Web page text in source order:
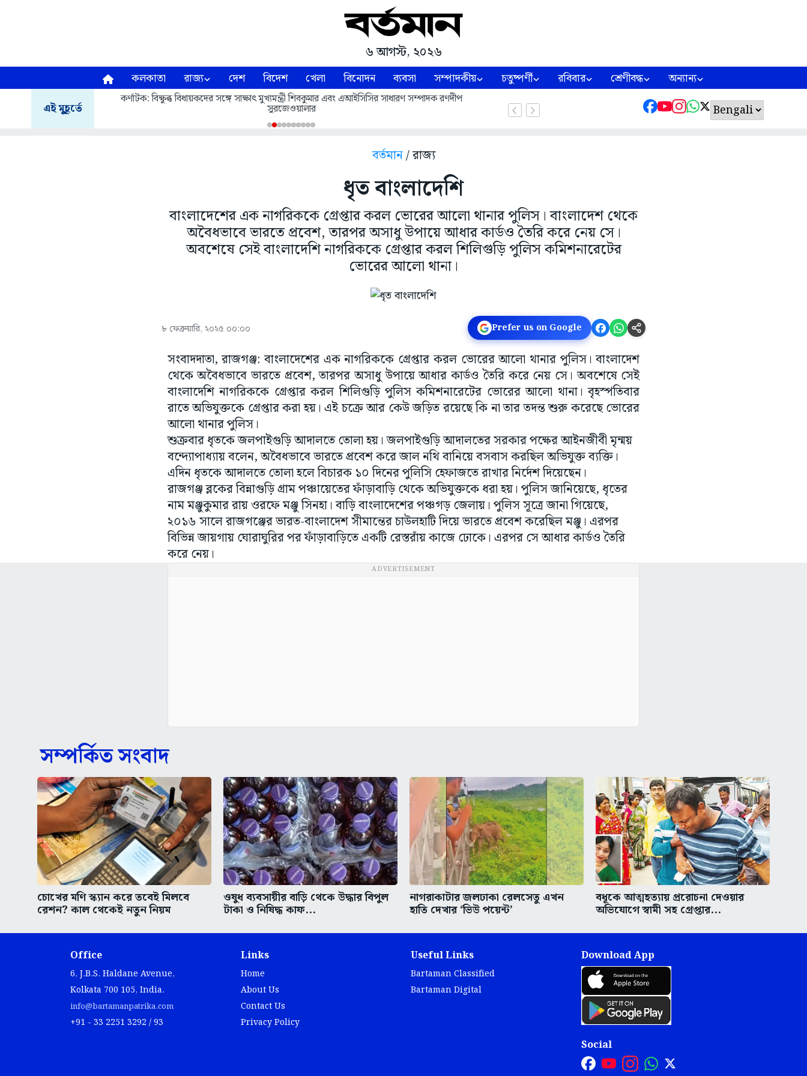
৬ আগস্ট, ২০২৬
কলকাতা রাজ্য দেশ বিদেশ খেলা বিনোদন ব্যবসা সম্পাদকীয় চতুষ্পর্ণী রবিবার শ্রেণীবদ্ধ অন্যান্য
এই মুহূর্তে
কর্ণাটক: বিক্ষুব্ধ বিধায়কদের সঙ্গে সাক্ষাৎ মুখ্যমন্ত্রী শিবকুমার এবং এআইসিসির সাধারণ সম্পাদক রণদীপ
সুরজেওয়ালার
বর্তমান/ রাজ্য
ধৃত বাংলাদেশি
বাংলাদেশের এক নাগরিককে গ্রেপ্তার করল ভোরের আলো থানার পুলিস। বাংলাদেশ থেকে
অবৈধভাবে ভারতে প্রবেশ, তারপর অসাধু উপায়ে আধার কার্ডও তৈরি করে নেয় সে।
অবশেষে সেই বাংলাদেশি নাগরিককে গ্রেপ্তার করল শিলিগুড়ি পুলিস কমিশনারেটের
ভোরের আলো থানা।
৮ ফেব্রুয়ারি, ২০২৫ ০০:০০ Prefer us on Google
সংবাদদাতা, রাজগঞ্জ: বাংলাদেশের এক নাগরিককে গ্রেপ্তার করল ভোরের আলো থানার পুলিস। বাংলাদেশ
থেকে অবৈধভাবে ভারতে প্রবেশ, তারপর অসাধু উপায়ে আধার কার্ডও তৈরি করে নেয় সে। অবশেষে সেই
বাংলাদেশি নাগরিককে গ্রেপ্তার করল শিলিগুড়ি পুলিস কমিশনারেটের ভোরের আলো থানা। বৃহস্পতিবার
রাতে অভিযুক্তকে গ্রেপ্তার করা হয়। এই চক্রে আর কেউ জড়িত রয়েছে কি না তার তদন্ত শুরু করেছে ভোরের
আলো থানার পুলিস।
শুক্রবার ধৃতকে জলপাইগুড়ি আদালতে তোলা হয়। জলপাইগুড়ি আদালতের সরকার পক্ষের আইনজীবী মৃন্ময়
বন্দ্যোপাধ্যায় বলেন, অবৈধভাবে ভারতে প্রবেশ করে জাল নথি বানিয়ে বসবাস করছিল অভিযুক্ত ব্যক্তি।
এদিন ধৃতকে আদালতে তোলা হলে বিচারক ১০ দিনের পুলিসি হেফাজতে রাখার নির্দেশ দিয়েছেন।
রাজগঞ্জ ব্লকের বিন্নাগুড়ি গ্রাম পঞ্চায়েতের ফাঁড়াবাড়ি থেকে অভিযুক্তকে ধরা হয়। পুলিস জানিয়েছে, ধৃতের
নাম মঞ্জুকুমার রায় ওরফে মঞ্জু সিনহা। বাড়ি বাংলাদেশের পঞ্চগড় জেলায়। ‌পুলিস সূত্রে জানা গিয়েছে,
২০১৬ সালে রাজগঞ্জের ভারত-বাংলাদেশ সীমান্তের চাউলহাটি দিয়ে ভারতে প্রবেশ করেছিল মঞ্জু। এরপর
বিভিন্ন জায়গায় ঘোরাঘুরির পর ফাঁড়াবাড়িতে একটি রেস্তরাঁয় কাজে ঢোকে। এরপর সে আধার কার্ডও তৈরি
করে নেয়।
ADVERTISEMENT
সম্পর্কিত সংবাদ
চোখের মণি স্ক্যান করে তবেই মিলবে
রেশন? কাল থেকেই নতুন নিয়ম
ওষুধ ব্যবসায়ীর বাড়ি থেকে উদ্ধার বিপুল
টাকা ও নিষিদ্ধ কাফ...
নাগরাকাটার জলঢাকা রেলসেতু এখন
হাতি দেখার ‘ভিউ পয়েন্ট’
বধূকে আত্মহত্যায় প্ররোচনা দেওয়ার
অভিযোগে স্বামী সহ গ্রেপ্তার...
Office
6, J.B.S. Haldane Avenue,
Kolkata 700 105, India.
info@bartamanpatrika.com
+91 - 33 2251 3292 / 93
Links
Home
About Us
Contact Us
Privacy Policy
Useful Links
Bartaman Classified
Bartaman Digital
Download App
Social